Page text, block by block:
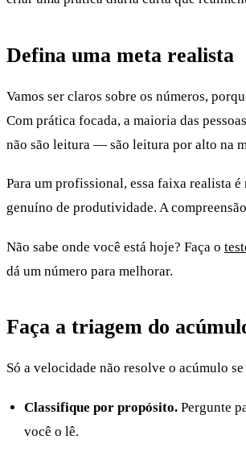
Defina uma meta realista
Vamos ser claros sobre os números,
Com prática focada, a maioria das
não são leitura — são leitura por alto na
Para um profissional, essa faixa realista
genuíno de produtividade. A
Não sabe onde você está hoje? Faça o
dá um número para melhorar.
Faça a triagem do
Só a velocidade não resolve o acúmulo
Classifique por propósito. Pergunte
você o lê.